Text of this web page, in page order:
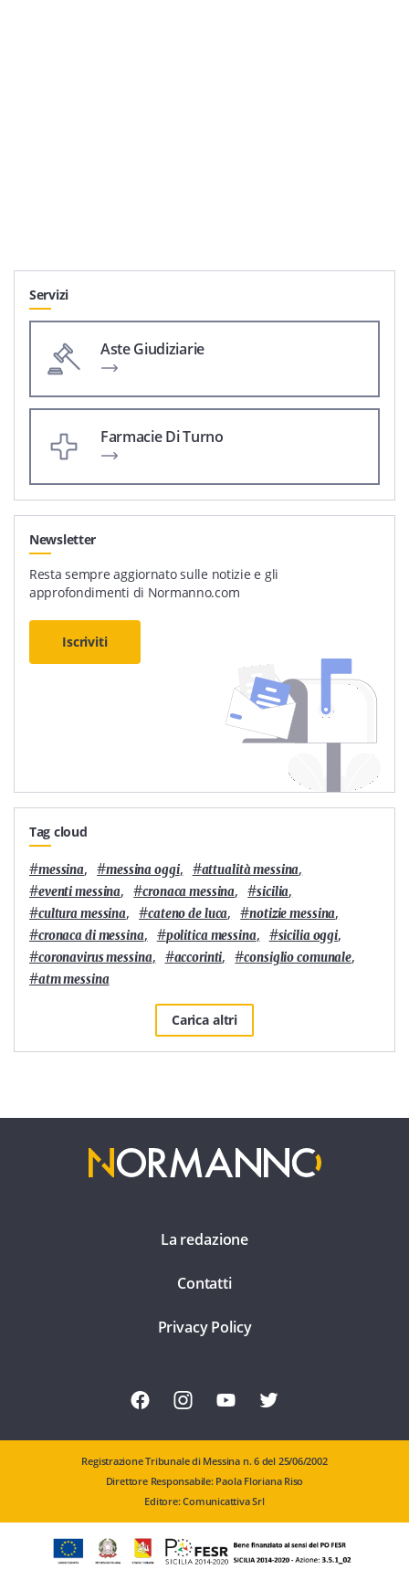
Servizi
Aste Giudiziarie
Farmacie Di Turno
Newsletter
Resta sempre aggiornato sulle notizie e gli
approfondimenti di Normanno.com
Iscriviti
Tag cloud
#messina, #messina oggi, #attualità messina,
#eventi messina, #cronaca messina, #sicilia,
#cultura messina, #cateno de luca, #notizie messina,
#cronaca di messina, #politica messina, #sicilia oggi,
#coronavirus messina, #accorinti, #consiglio comunale,
#atm messina
Carica altri
La redazione
Contatti
Privacy Policy
Registrazione Tribunale di Messina n. 6 del 25/06/2002
Direttore Responsabile: Paola Floriana Riso
Editore: Comunicattiva Srl